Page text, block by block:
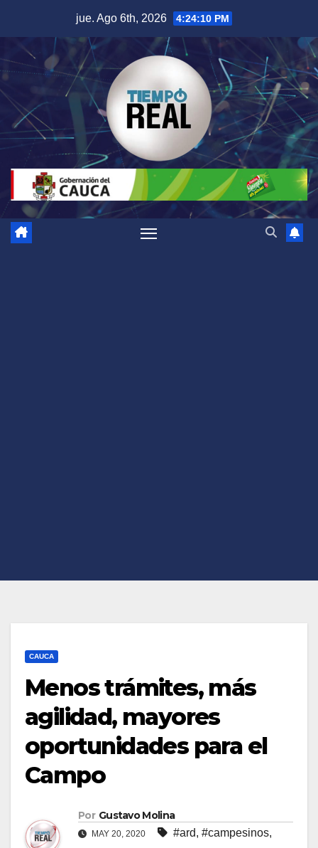
contenido
jue. Ago 6th, 2026 4:24:11 PM
CAUCA
Menos trámites, más
agilidad, mayores
oportunidades para el
Campo
Por Gustavo Molina
MAY 20, 2020 #ard, #campesinos,